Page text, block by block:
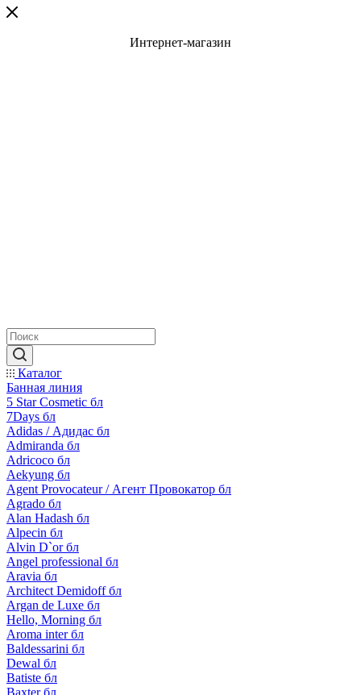
Интернет-магазин
Каталог
Банная линия
5 Star Cosmetic бл
7Days бл
Adidas / Адидас бл
Admiranda бл
Adricoco бл
Aekyung бл
Agent Provocateur / Агент Провокатор бл
Agrado бл
Alan Hadash бл
Alpecin бл
Alvin D`or бл
Angel professional бл
Aravia бл
Architect Demidoff бл
Argan de Luxe бл
Hello, Morning бл
Aroma inter бл
Baldessarini бл
Dewal бл
Batiste бл